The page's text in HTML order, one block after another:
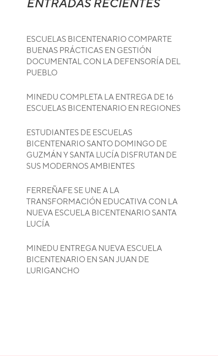
ENTRADAS RECIENTES
ESCUELAS BICENTENARIO COMPARTE
BUENAS PRÁCTICAS EN GESTIÓN
DOCUMENTAL CON LA DEFENSORÍA DEL
PUEBLO
MINEDU COMPLETA LA ENTREGA DE 16
ESCUELAS BICENTENARIO EN REGIONES
ESTUDIANTES DE ESCUELAS
BICENTENARIO SANTO DOMINGO DE
GUZMÁN Y SANTA LUCÍA DISFRUTAN DE
SUS MODERNOS AMBIENTES
FERREÑAFE SE UNE A LA
TRANSFORMACIÓN EDUCATIVA CON LA
NUEVA ESCUELA BICENTENARIO SANTA
LUCÍA
MINEDU ENTREGA NUEVA ESCUELA
BICENTENARIO EN SAN JUAN DE
LURIGANCHO